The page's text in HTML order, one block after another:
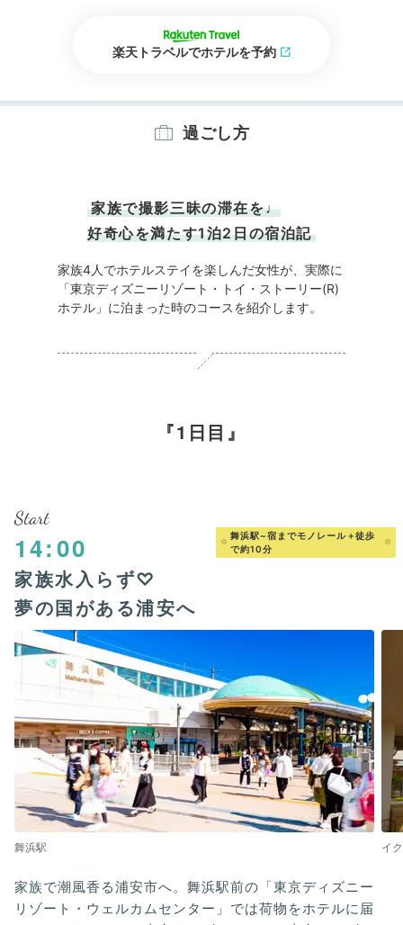
楽天トラベルでホテルを予約
過ごし方
家族で撮影三昧の滞在を♩
好奇心を満たす1泊2日の宿泊記
家族4人でホテルステイを楽しんだ女性が、実際に
「東京ディズニーリゾート・トイ・ストーリー(R)
ホテル」に泊まった時のコースを紹介します。
1日目
Start
14:00
舞浜駅~宿までモノレール＋徒歩
で約10分
家族水入らず♡
夢の国がある浦安へ
舞浜駅 イ
家族で潮風香る浦安市へ。舞浜駅前の「東京ディズニー
リゾート・ウェルカムセンター」では荷物をホテルに届